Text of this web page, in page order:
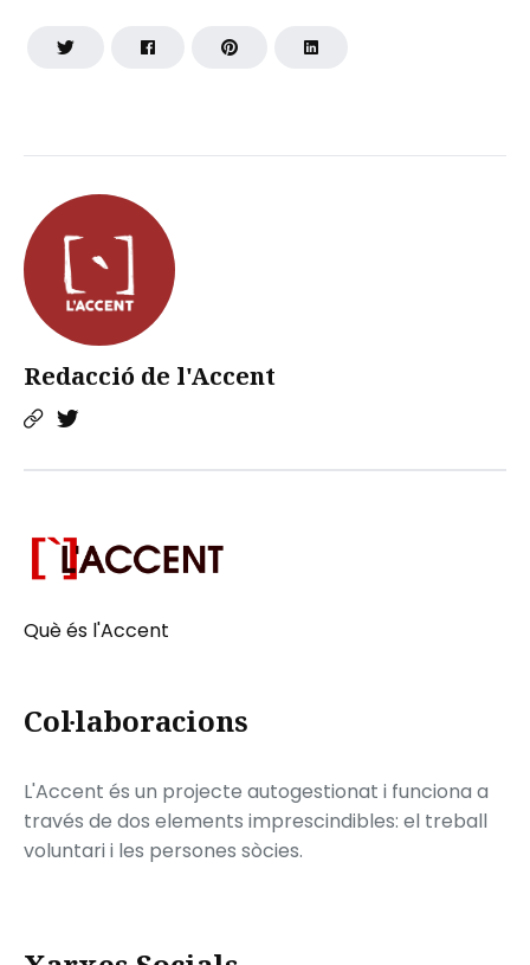
Redacció de l'Accent
Què és l'Accent
Col·laboracions
L'Accent és un projecte autogestionat i funciona a
través de dos elements imprescindibles: el treball
voluntari i les persones sòcies.